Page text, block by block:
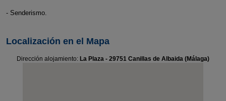
- Senderismo.
Localización en el Mapa
Dirección alojamiento: La Plaza - 29751 Canillas de Albaida (Málaga)